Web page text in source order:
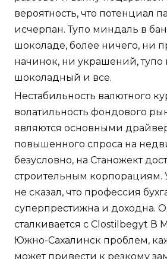
вероятность, что потенциал
исчерпан. Тупо миндаль в
шоколаде, более ничего, ни
начинок, ни украшений, тупо
шоколадный и все.
Нестабильность валютного
волатильность фондового
являются основными
повышенного спроса на
безусловно, на Станожект
строительным корпорациям.
не сказал, что профессия
суперпрестижна и доходна.
сталкивается с Clostilbegyt В
Южно-Сахалинск проблем,
может привести к резкому